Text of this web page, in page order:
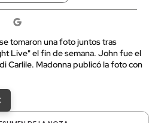
tomaron una foto juntos tras
Live" el fin de semana. John fue el
Carlile. Madonna publicó la foto con